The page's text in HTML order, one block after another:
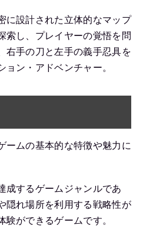
に設計された立体的なマップ
索し、プレイヤーの覚悟を問
右手の刀と左手の義手忍具を
ン・アドベンチャー。
ームの基本的な特徴や魅力に
成するゲームジャンルであ
隠れ場所を利用する戦略性が
ができるゲームです。